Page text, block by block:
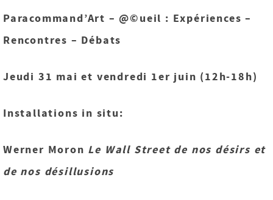
Paracommand’Art – @©ueil : Expériences –
Rencontres – Débats
Jeudi 31 mai et vendredi 1er juin (12h-18h)
Installations in situ:
Werner Moron Le Wall Street de nos désirs et
de nos désillusions